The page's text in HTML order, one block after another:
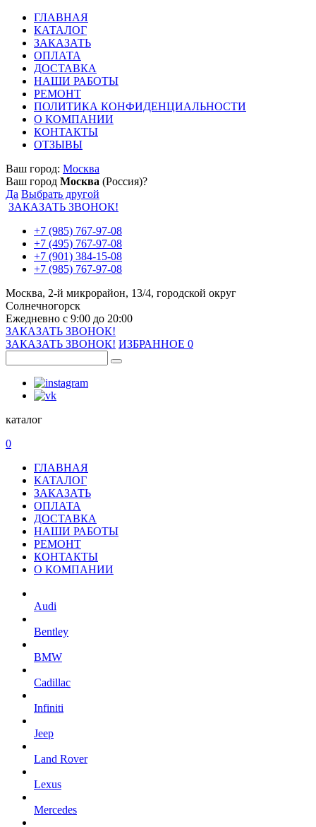
ГЛАВНАЯ
КАТАЛОГ
ЗАКАЗАТЬ
ОПЛАТА
ДОСТАВКА
НАШИ РАБОТЫ
РЕМОНТ
ПОЛИТИКА КОНФИДЕНЦИАЛЬНОСТИ
О КОМПАНИИ
КОНТАКТЫ
ОТЗЫВЫ
Ваш город: Москва
Ваш город Москва (Россия)?
Да Выбрать другой
ЗАКАЗАТЬ ЗВОНОК!
+7 (985) 767-97-08
+7 (495) 767-97-08
+7 (901) 384-15-08
+7 (985) 767-97-08
Москва, 2-й микрорайон, 13/4, городской округ
Солнечногорск
Ежедневно с 9:00 до 20:00
ЗАКАЗАТЬ ЗВОНОК!
ЗАКАЗАТЬ ЗВОНОК! ИЗБРАННОЕ 0
каталог
0
ГЛАВНАЯ
КАТАЛОГ
ЗАКАЗАТЬ
ОПЛАТА
ДОСТАВКА
НАШИ РАБОТЫ
РЕМОНТ
КОНТАКТЫ
О КОМПАНИИ
Audi
Bentley
BMW
Cadillac
Infiniti
Jeep
Land Rover
Lexus
Mercedes